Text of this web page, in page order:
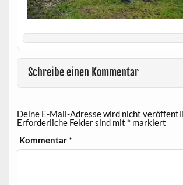
Schreibe einen Kommentar
Deine E-Mail-Adresse wird nicht
Erforderliche Felder sind mit * markiert
Kommentar*